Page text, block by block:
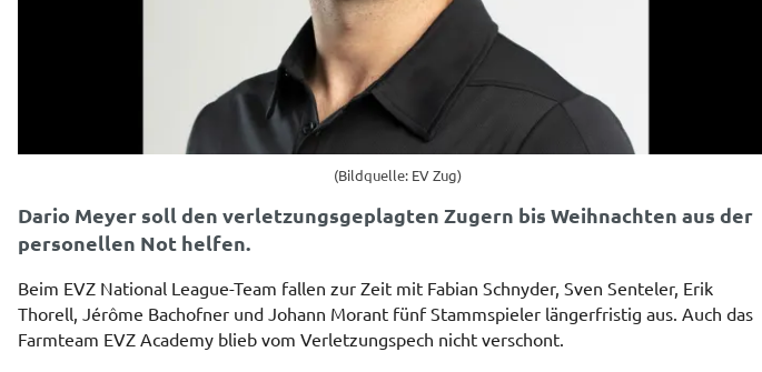
(Bildquelle: EV Zug)
Dario Meyer soll den verletzungsgeplagten Zugern bis Weihnachten aus der
personellen Not helfen.
Beim EVZ National League-Team fallen zur Zeit mit Fabian Schnyder, Sven Senteler, Erik
Thorell, Jérôme Bachofner und Johann Morant fünf Stammspieler längerfristig aus. Auch das
Farmteam EVZ Academy blieb vom Verletzungspech nicht verschont.